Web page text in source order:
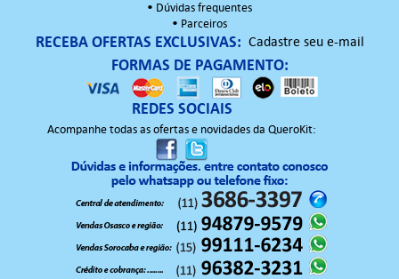
• Dúvidas frequentes
• Parceiros
RECEBA OFERTAS EXCLUSIVAS: Cadastre seu e-mail
FORMAS DE PAGAMENTO:
REDES SOCIAIS
Acompanhe todas as ofertas e novidades da QueroKit: